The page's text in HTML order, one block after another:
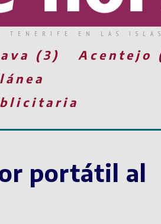
TENERIFE EN LAS
(3)
Acentejo
portátil al